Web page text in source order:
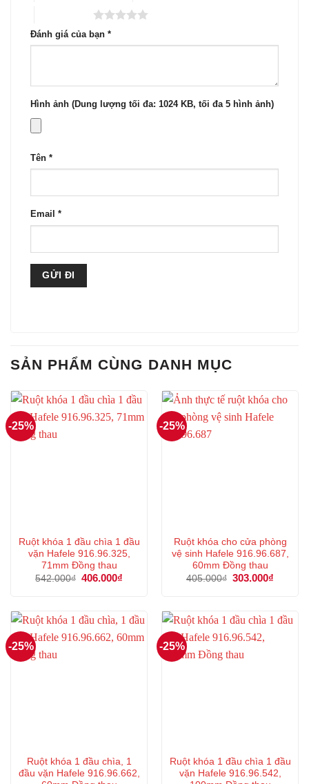
Đánh giá của bạn *
Hình ảnh (Dung lượng tối đa: 1024 KB, tối đa 5 hình ảnh)
Tên *
Email *
SẢN PHẨM CÙNG DANH MỤC
-25%
Ruột khóa 1 đầu chìa 1 đầu
vặn Hafele 916.96.325,
71mm Đồng thau
542.000₫ Giá
406.000₫
406.000₫.
-25%
Ruột khóa cho cửa phòng
vệ sinh Hafele 916.96.687,
60mm Đồng thau
405.000₫ Giá
303.000₫
-25%
Ruột khóa 1 đầu chìa, 1
đầu vặn Hafele 916.96.662,
-25%
Ruột khóa 1 đầu chìa 1 đầu
vặn Hafele 916.96.542,